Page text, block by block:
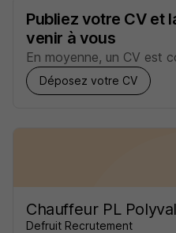
Publiez votre CV et
venir à vous
En moyenne, un CV est
Déposez votre CV
Chauffeur PL
Defruit Recrutement